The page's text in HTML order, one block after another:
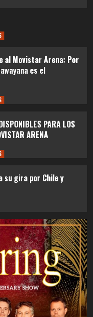
al Movistar Arena: Por
es el
PARA LOS
ARENA
su gira por Chile y